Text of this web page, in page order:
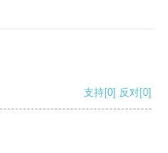
支持[0] 反对[0]